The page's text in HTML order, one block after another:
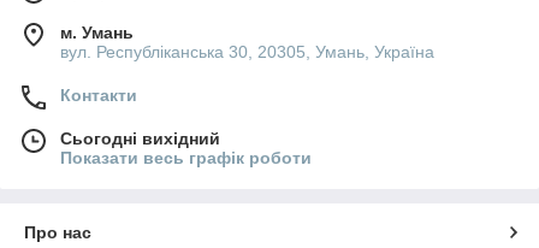
м. Умань
вул. Республіканська 30, 20305, Умань, Україна
Контакти
Сьогодні вихідний
Показати весь графік роботи
Про нас